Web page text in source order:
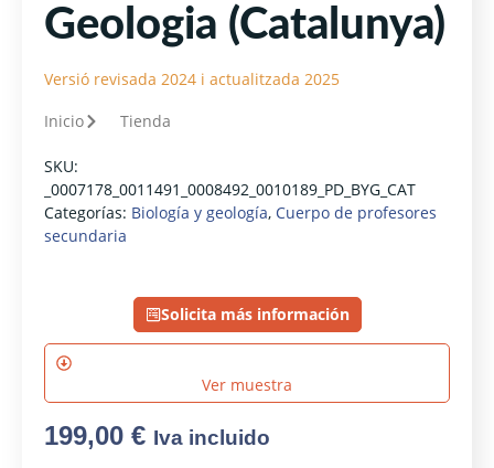
Geologia (Catalunya)
Versió revisada 2024 i actualitzada 2025
Inicio
Tienda
SKU:
_0007178_0011491_0008492_0010189_PD_BYG_CAT
Categorías: Biología y geología, Cuerpo de profesores
secundaria
Solicita más información
Ver muestra
199,00 € Iva incluido